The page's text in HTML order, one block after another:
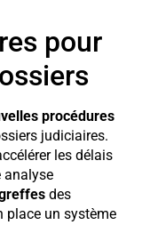
pour
procédures
judiciaires.
les délais
analyse
des
place un système